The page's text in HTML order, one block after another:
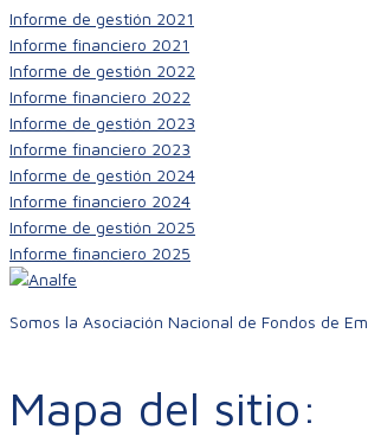
Informe de gestión 2021
Informe financiero 2021
Informe de gestión 2022
Informe financiero 2022
Informe de gestión 2023
Informe financiero 2023
Informe de gestión 2024
Informe financiero 2024
Informe de gestión 2025
Informe financiero 2025
Somos la Asociación Nacional de Fondos de
Mapa del sitio: